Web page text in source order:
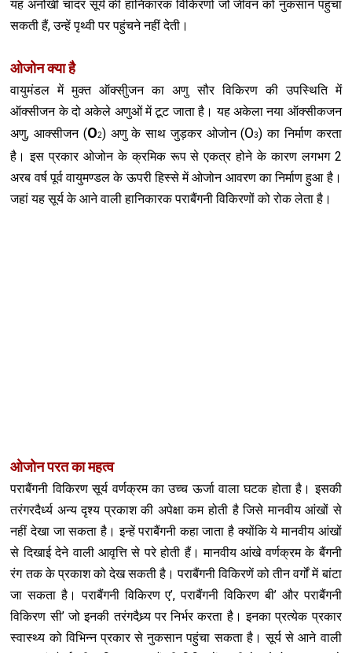
यह अनोखी चादर सूर्य की हानिकारक विकिरणों जो जीवन को नुकसान पहुंचा
सकती हैं, उन्हें पृथ्वी पर पहुंचने नहीं देती।
ओजोन क्या है
वायुमंडल में मुक्त ऑक्सीुजन का अणु सौर विकिरण की उपस्थिति में
ऑक्सीजन के दो अकेले अणुओं में टूट जाता है। यह अकेला नया ऑक्सीकजन
अणु, आक्सीजन (O2) अणु के साथ जुड़कर ओजोन (O3) का निर्माण करता
है। इस प्रकार ओजोन के क्रमिक रूप से एकत्र होने के कारण लगभग 2
अरब वर्ष पूर्व वायुमण्डल के ऊपरी हिस्से में ओजोन आवरण का निर्माण हुआ है।
जहां यह सूर्य के आने वाली हानिकारक पराबैंगनी विकिरणों को रोक लेता है।
ओजोन परत का महत्व
पराबैंगनी विकिरण सूर्य वर्णक्रम का उच्च ऊर्जा वाला घटक होता है। इसकी
तरंगरदैर्ध्य अन्य दृश्य प्रकाश की अपेक्षा कम होती है जिसे मानवीय आंखों से
नहीं देखा जा सकता है। इन्हें पराबैंगनी कहा जाता है क्योंकि ये मानवीय आंखों
से दिखाई देने वाली आवृत्ति से परे होती हैं। मानवीय आंखे वर्णक्रम के बैंगनी
रंग तक के प्रकाश को देख सकती है। पराबैंगनी विकिरणें को तीन वर्गों में बांटा
जा सकता है। पराबैंगनी विकिरण ए’, पराबैंगनी विकिरण बी’ और पराबैंगनी
विकिरण सी’ जो इनकी तरंगदैध्र्य पर निर्भर करता है। इनका प्रत्येक प्रकार
स्वास्थ्य को विभिन्न प्रकार से नुकसान पहुंचा सकता है। सूर्य से आने वाली